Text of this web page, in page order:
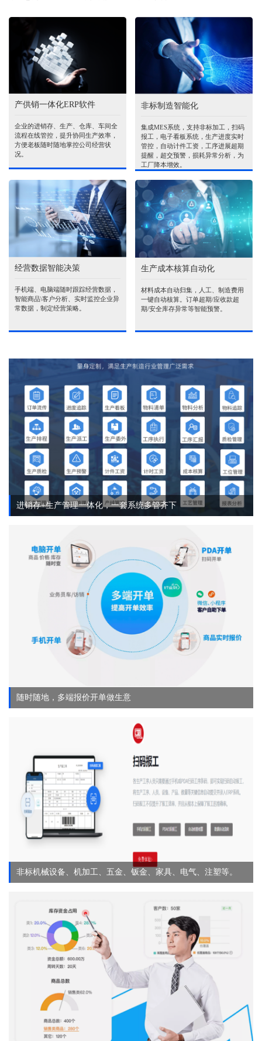
产供销一体化ERP软件
企业的进销存、生产、仓库、车间全
流程在线管控，提升协同生产效率，
方便老板随时随地掌控公司经营状
况。
非标制造智能化
集成MES系统，支持非标加工，扫码
报工，电子看板系统，生产进度实时
管控，自动计件工资，工序进展超期
提醒，超交预警，损耗异常分析，为
工厂降本增效。
经营数据智能决策
手机端、电脑端随时跟踪经营数据，
智能商品\客户分析、实时监控企业异
常数据，制定经营策略。
生产成本核算自动化
材料成本自动归集，人工、制造费用
一键自动核算。订单超期/应收款超
期/安全库存异常等智能预警。
进销存+生产管理一体化，一套系统多管齐下
随时随地，多端报价开单做生意
非标机械设备、机加工、五金、钣金、家具、电气、注塑等。